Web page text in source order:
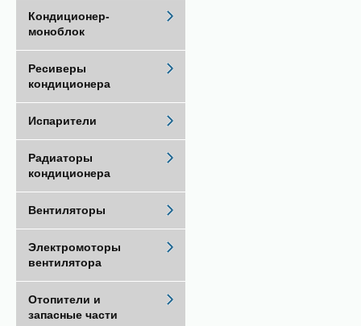
Кондиционер-
моноблок
Ресиверы
кондиционера
Испарители
Радиаторы
кондиционера
Вентиляторы
Электромоторы
вентилятора
Отопители и
запасные части